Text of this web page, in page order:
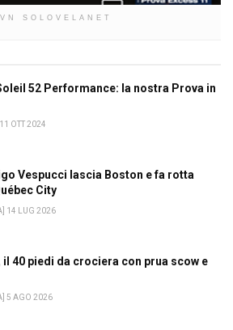
SOLOVELANET
52 Performance: la nostra Prova in
OTT 2024
Vespucci lascia Boston e fa rotta
City
14 LUG 2026
il 40 piedi da crociera con prua scow e
5 AGO 2026